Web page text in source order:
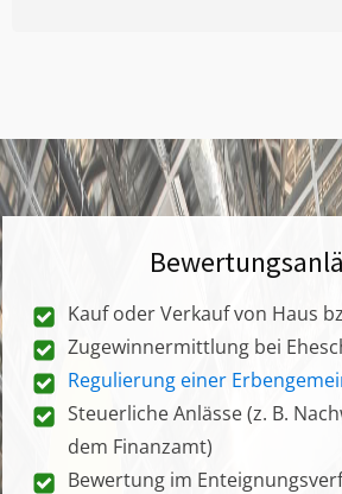
Kauf oder Verkauf von Haus
Zugewinnermittlung bei
Regulierung einer
Steuerliche Anlässe (z. B.
dem Finanzamt)
Bewertung im